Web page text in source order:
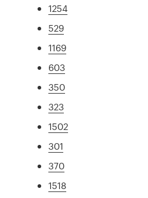
1254
529
1169
603
350
323
1502
301
370
1518